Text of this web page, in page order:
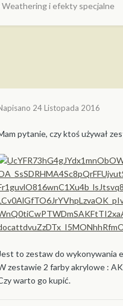
Weathering i efekty specjalne
24 Listopada 2016
pytanie, czy ktoś używał
Jest to zestaw do wykonywania
zestawie 2 farby akrylowe :
warto go kupić.